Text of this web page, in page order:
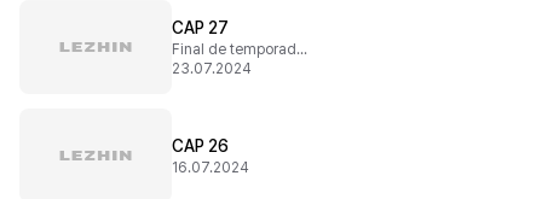
CAP 27
Final de temporada 1
23.07.2024
CAP 26
16.07.2024